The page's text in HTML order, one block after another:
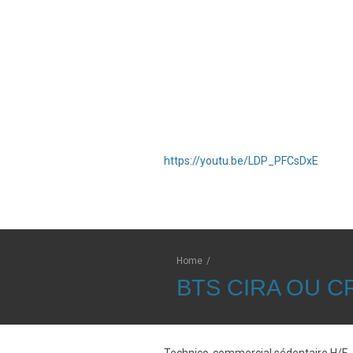
https://youtu.be/LDP_PFCsDxE
Home /
BTS CIRA OU